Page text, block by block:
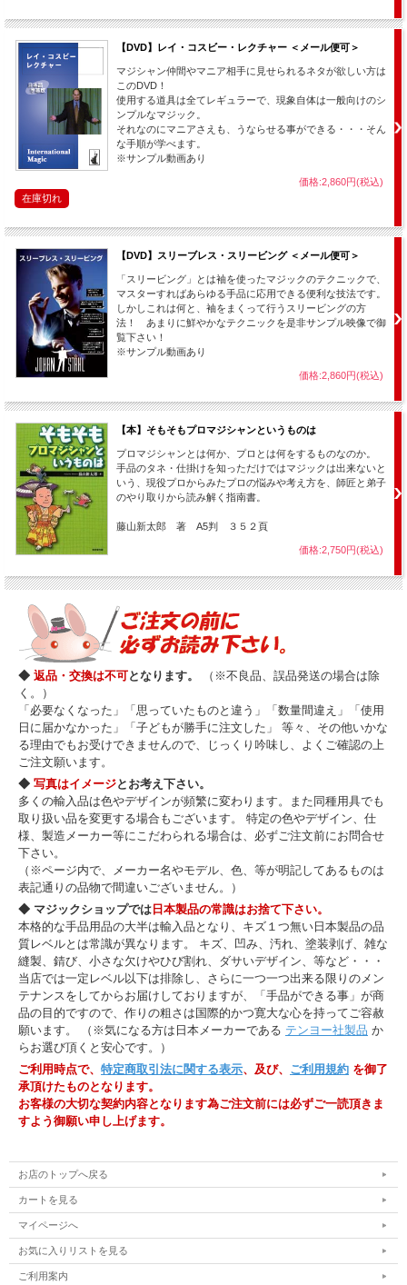
【DVD】レイ・コスビー・レクチャー ＜メール便可＞
マジシャン仲間やマニア相手に見せられるネタが欲しい方は
このDVD！
使用する道具は全てレギュラーで、現象自体は一般向けのシ
ンプルなマジック。
それなのにマニアさえも、うならせる事ができる・・・そん
な手順が学べます。
※サンプル動画あり
価格:2,860円(税込)
在庫切れ
【DVD】スリーブレス・スリービング ＜メール便可＞
「スリービング」とは袖を使ったマジックのテクニックで、
マスターすればあらゆる手品に応用できる便利な技法です。
しかしこれは何と、袖をまくって行うスリービングの方
法！ あまりに鮮やかなテクニックを是非サンプル映像で御
覧下さい！
※サンプル動画あり
価格:2,860円(税込)
【本】そもそもプロマジシャンというものは
プロマジシャンとは何か、プロとは何をするものなのか。
手品のタネ・仕掛けを知っただけではマジックは出来ないと
いう、現役プロからみたプロの悩みや考え方を、師匠と弟子
のやり取りから読み解く指南書。
藤山新太郎 著 A5判 ３５２頁
価格:2,750円(税込)
◆ 返品・交換は不可となります。
（※不良品、誤品発送の場合は除
く。）
「必要なくなった」「思っていたものと違う」「数量間違え」「使用
日に届かなかった」「子どもが勝手に注文した」 等々、その他いかな
る理由でもお受けできませんので、じっくり吟味し、よくご確認の上
ご注文願います。
◆ 写真はイメージとお考え下さい。
多くの輸入品は色やデザインが頻繁に変わります。また同種用具でも
取り扱い品を変更する場合もございます。 特定の色やデザイン、仕
様、製造メーカー等にこだわられる場合は、必ずご注文前にお問合せ
下さい。
（※ページ内で、メーカー名やモデル、色、等が明記してあるものは
表記通りの品物で間違いございません。）
◆ マジックショップでは 日本製品の常識はお捨て下さい。
本格的な手品用品の大半は輸入品となり、キズ１つ無い日本製品の品
質レベルとは常識が異なります。 キズ、凹み、汚れ、塗装剥げ、雑な
縫製、錆び、小さな欠けやひび割れ、ダサいデザイン、等など・・・
当店では一定レベル以下は排除し、さらに一つ一つ出来る限りのメン
テナンスをしてからお届けしておりますが、「手品ができる事」が商
品の目的ですので、作りの粗さは国際的かつ寛大な心を持ってご容赦
願います。 （※気になる方は日本メーカーである テンヨー社製品 か
らお選び頂くと安心です。）
ご利用時点で、 特定商取引法に関する表示、及び、 ご利用規約 を御了
承頂けたものとなります。
お客様の大切な契約内容となります為ご注文前には必ずご一読頂きま
すよう御願い申し上げます。
お店のトップへ戻る
カートを見る
マイページへ
お気に入りリストを見る
ご利用案内